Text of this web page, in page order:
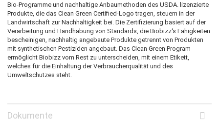
Bio-Programme und nachhaltige Anbaumethoden des USDA. lizenzierte
Produkte, die das Clean Green Certified-Logo tragen, steuern in der
Landwirtschaft zur Nachhaltigkeit bei. Die Zertifizierung basiert auf der
Verarbeitung und Handhabung von Standards, die Biobizz‘s Fähigkeiten
bescheinigen, nachhaltig angebaute Produkte getrennt von Produkten
mit synthetischen Pestiziden angebaut. Das Clean Green Program
ermöglicht Biobizz vom Rest zu unterscheiden, mit einem Etikett,
welches für die Einhaltung der Verbraucherqualität und des
Umweltschutzes steht.
Dokumente